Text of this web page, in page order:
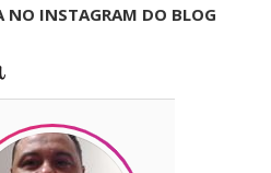
NO INSTAGRAM DO BLOG